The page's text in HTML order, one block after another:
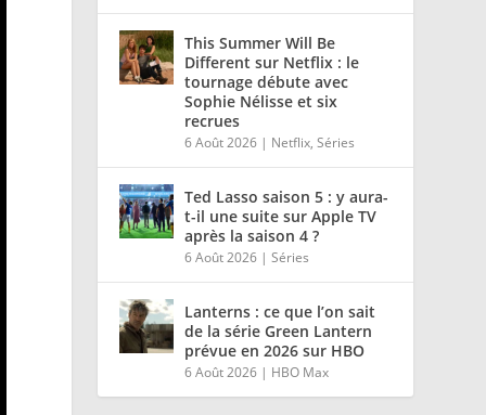
This Summer Will Be
Different sur Netflix : le
tournage débute avec
Sophie Nélisse et six
recrues
6 Août 2026 | Netflix,Séries
Ted Lasso saison 5 : y aura-
t-il une suite sur Apple TV
après la saison 4 ?
6 Août 2026 |Séries
Lanterns : ce que l’on sait
de la série Green Lantern
prévue en 2026 sur HBO
6 Août 2026 | HBO Max